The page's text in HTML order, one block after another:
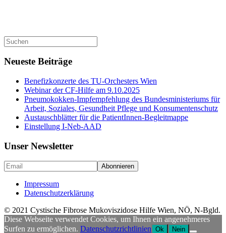
Suche
nach:
Neueste Beiträge
Benefizkonzerte des TU-Orchesters Wien
Webinar der CF-Hilfe am 9.10.2025
Pneumokokken-Impfempfehlung des Bundesministeriums für
Arbeit, Soziales, Gesundheit Pflege und Konsumentenschutz
Austauschblätter für die PatientInnen-Begleitmappe
Einstellung I-Neb-AAD
Unser Newsletter
Impressum
Datenschutzerklärung
© 2021 Cystische Fibrose Mukoviszidose Hilfe Wien, NÖ, N-Bgld.
Diese Webseite verwendet Cookies, um Ihnen ein angenehmeres
Surfen zu ermöglichen. Datenschutzrichtlinien Ok Nein